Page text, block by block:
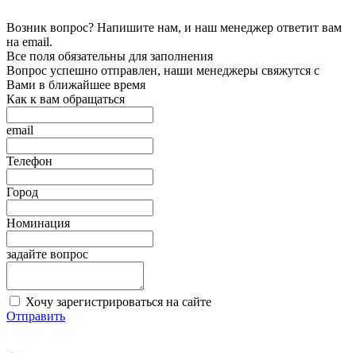
Возник вопрос? Напишите нам, и наш менеджер ответит вам
на email.
Все поля обязательны для заполнения
Вопрос успешно отправлен, наши менеджеры свяжутся с
Вами в ближайшее время
Как к вам обращаться
email
Телефон
Город
Номинация
задайте вопрос
Хочу зарегистрироваться на сайте
Отправить